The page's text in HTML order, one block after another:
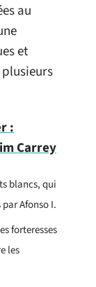
au
et
:
Carrey
blancs, qui
Afonso I.
forteresses
les